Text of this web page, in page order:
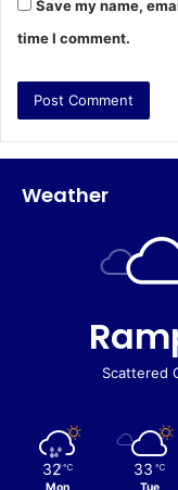
Save my name,
time I comment.
Weather
Scattered
32 ℃ 33 ℃